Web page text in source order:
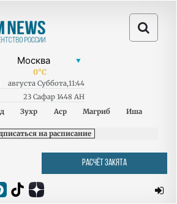
0°C
августа Суббота,11:44
23 Сафар 1448 AH
Зухр Аср Магриб Иша
на расписание
РАСЧЁТ ЗАКЯТА